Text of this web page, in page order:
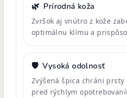
🌿 Prírodná koža
Zvršok aj vnútro z kože
optimálnu klímu a
🛡️ Vysoká odolnosť
Zvýšená špica chráni
pred rýchlym